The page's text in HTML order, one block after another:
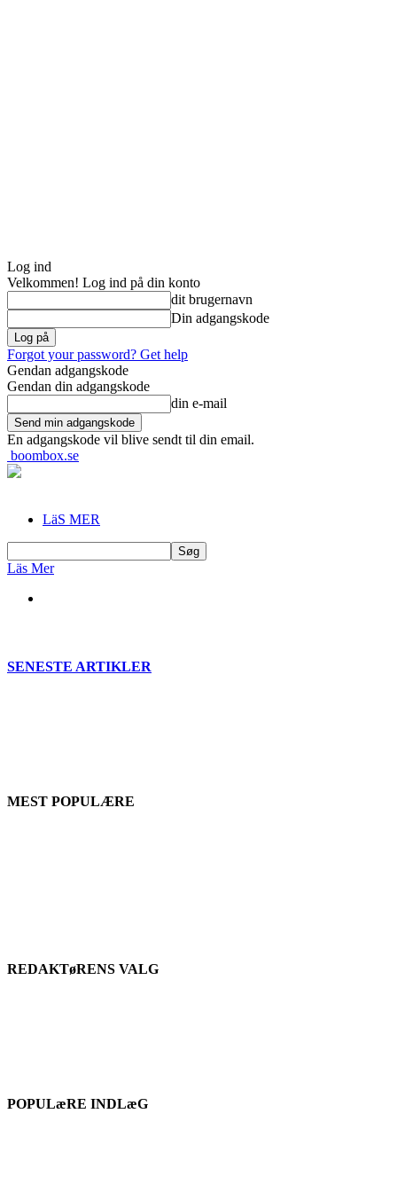
Log ind
Velkommen! Log ind på din konto
dit brugernavn
Din adgangskode
Forgot your password? Get help
Gendan adgangskode
Gendan din adgangskode
din e-mail
En adgangskode vil blive sendt til din email.
boombox.se
LäS MER
Läs Mer
SENESTE ARTIKLER
MEST POPULÆRE
REDAKTøRENS VALG
POPULæRE INDLæG